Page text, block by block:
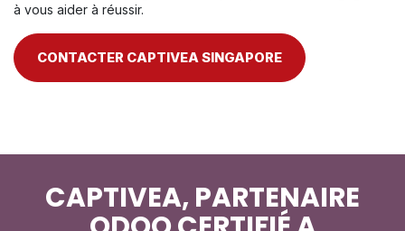
à vous aider à réussir.
CONTACTER CAPTIVEA SINGAPORE
CAPTIVEA, PARTENAIRE